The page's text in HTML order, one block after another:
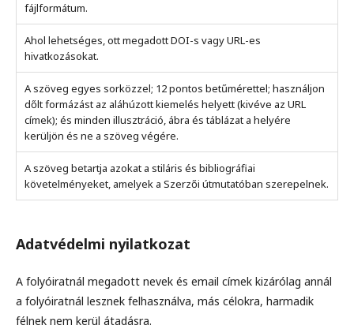
fájlformátum.
Ahol lehetséges, ott megadott DOI-s vagy URL-es
hivatkozásokat.
A szöveg egyes sorközzel; 12 pontos betűmérettel; használjon
dőlt formázást az aláhúzott kiemelés helyett (kivéve az URL
címek); és minden illusztráció, ábra és táblázat a helyére
kerüljön és ne a szöveg végére.
A szöveg betartja azokat a stiláris és bibliográfiai
követelményeket, amelyek a Szerzői útmutatóban szerepelnek.
Adatvédelmi nyilatkozat
A folyóiratnál megadott nevek és email címek kizárólag annál
a folyóiratnál lesznek felhasználva, más célokra, harmadik
félnek nem kerül átadásra.